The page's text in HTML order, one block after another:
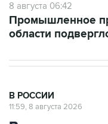
8 августа 06:42
Промышленное
области
В РОССИИ
11:59, 8 августа 2026